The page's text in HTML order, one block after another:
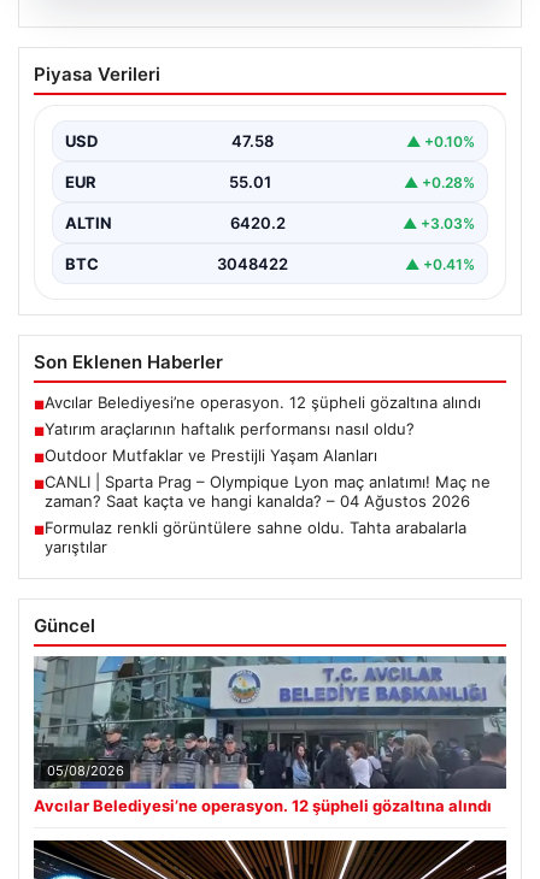
04.08.2026
Outdoor Mutfaklar ve Prestijli Yaşam
Alanları
göstermektedir. Baştan başa özel villalarda ikamet
eden…
Piyasa Verileri
USD 47.58 ▲ +0.10%
EUR 55.01 ▲ +0.28%
ALTIN 6420.2 ▲ +3.03%
BTC 3048422 ▲ +0.41%
Son Eklenen Haberler
■Avcılar Belediyesi’ne operasyon. 12 şüpheli gözaltına alındı
■Yatırım araçlarının haftalık performansı nasıl oldu?
■Outdoor Mutfaklar ve Prestijli Yaşam Alanları
■CANLI | Sparta Prag – Olympique Lyon maç anlatımı! Maç ne
zaman? Saat kaçta ve hangi kanalda? – 04 Ağustos 2026
■Formulaz renkli görüntülere sahne oldu. Tahta arabalarla
yarıştılar
Güncel
05/08/2026
Avcılar Belediyesi’ne operasyon. 12 şüpheli gözaltına alındı